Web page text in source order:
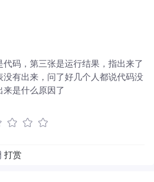
代码，第三张是运行结果，指出来了
没有出来，问了好几个人都说代码没
来是什么原因了
打赏